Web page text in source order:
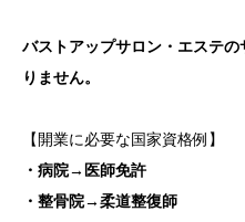
バストアップサロン・エステ
りません。
【開業に必要な国家資格例】
・病院→医師免許
・整骨院→柔道整復師